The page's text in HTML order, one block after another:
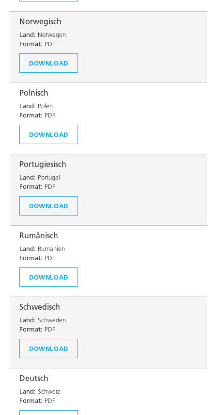
Norwegisch
Land: Norwegen
Format: PDF
DOWNLOAD
Polnisch
Land: Polen
Format: PDF
DOWNLOAD
Portugiesisch
Land: Portugal
Format: PDF
DOWNLOAD
Rumänisch
Land: Rumänien
Format: PDF
DOWNLOAD
Schwedisch
Land: Schweden
Format: PDF
DOWNLOAD
Deutsch
Land: Schweiz
Format: PDF